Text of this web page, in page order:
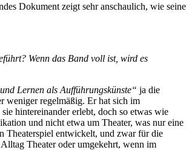
Dokument zeigt sehr anschaulich, wie seine
Wenn das Band voll ist, wird es
Lernen als Aufführungskünste“ ja die
weniger regelmäßig. Er hat sich im
hintereinander erlebt, doch so etwas wie
und nicht etwa um Theater, was nur eine
Theaterspiel entwickelt, und zwar für die
Theater oder umgekehrt, wenn im